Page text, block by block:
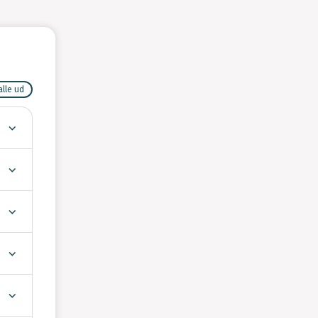
ud